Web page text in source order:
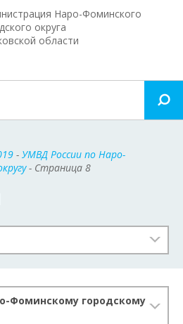
Наро-Фоминского
округа
области
- УМВД России по Наро-
- Страница 8
Фоминскому городскому